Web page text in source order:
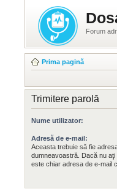
Forum
Prima pagină
Trimitere parolă
Nume utilizator:
Adresă de e-mail:
Aceasta trebuie să fie
dumneavoastră. Dacă nu
este chiar adresa de e-mail